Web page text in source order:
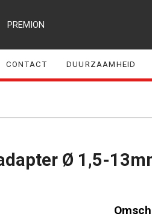
PREMION
CONTACT DUURZAAMHEID
Ø 1,5-